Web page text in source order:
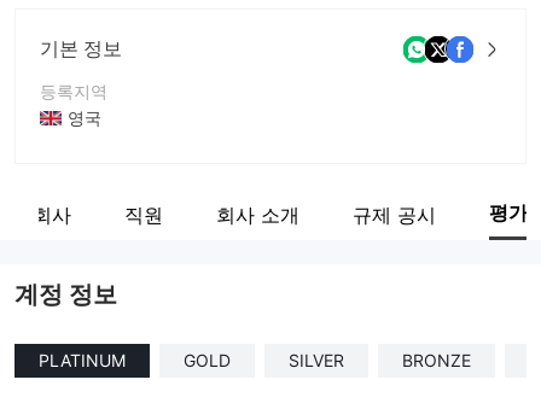
기본 정보
등록지역
영국
회사 전체 이름
련 회사 직원 회사 소개 규제 공시 평가
계정 정보
PLATINUM GOLD SILVER BRONZE